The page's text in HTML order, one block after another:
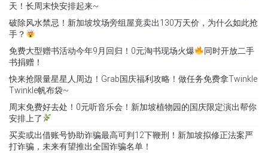
天！长周末快安排起来~
破除风水禁忌！新加坡坟场旁组屋竟卖出130万天价，为什么如此抢
手？
免费大型赠书活动今年9月回归！0元淘书现场火爆
同时开放二手
书捐赠！
快来抢限量星星人周边！Grab国庆福利攻略！做任务免费拿Twinkle
Twinkle帆布袋~
周末免费好去处！0元听音乐会！新加坡植物园的国庆限定演出帮你
安排上了
买卖或出借账号协助诈骗最高可判12下鞭刑！新加坡拟修正法案严
打诈骗，未来有望推出全国诈骗名单！